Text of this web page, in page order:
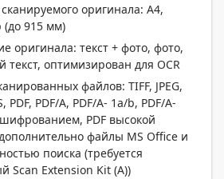
оригинала: A4,
(до 915 мм)
оригинала: текст + фото, фото,
текст, оптимизирован для OCR
файлов: TIFF, JPEG,
PDF, PDF/A, PDF/A- 1a/b, PDF/A-
PDF высокой
файлы MS Office и
поиска (требуется
Scan Extension Kit (A))